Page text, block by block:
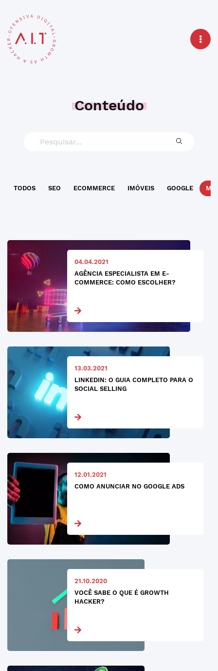
Conteúdo
TODOS SEO ECOMMERCE IMÓVEIS GOOGLE
04.04.2021
AGÊNCIA ESPECIALISTA EM E-
COMMERCE: COMO ESCOLHER?
13.03.2021
LINKEDIN: O GUIA COMPLETO PARA O
SOCIAL SELLING
12.01.2021
COMO ANUNCIAR NO GOOGLE ADS
21.10.2020
VOCÊ SABE O QUE É GROWTH
HACKER?